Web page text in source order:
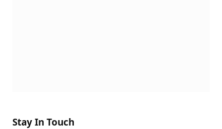
Stay In Touch